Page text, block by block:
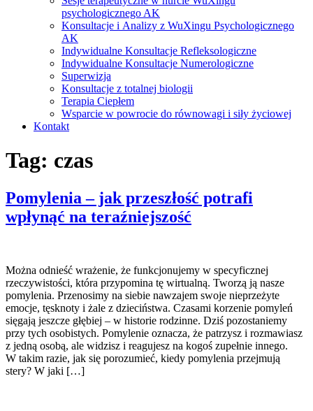
psychologicznego AK
Konsultacje i Analizy z WuXingu Psychologicznego
AK
Indywidualne Konsultacje Refleksologiczne
Indywidualne Konsultacje Numerologiczne
Superwizja
Konsultacje z totalnej biologii
Terapia Ciepłem
Wsparcie w powrocie do równowagi i siły życiowej
Kontakt
Tag: czas
Pomylenia – jak przeszłość potrafi
wpłynąć na teraźniejszość
Można odnieść wrażenie, że funkcjonujemy w specyficznej
rzeczywistości, która przypomina tę wirtualną. Tworzą ją nasze
pomylenia. Przenosimy na siebie nawzajem swoje nieprzeżyte
emocje, tęsknoty i żale z dzieciństwa. Czasami korzenie pomyleń
sięgają jeszcze głębiej – w historie rodzinne. Dziś pozostaniemy
przy tych osobistych. Pomylenie oznacza, że patrzysz i rozmawiasz
z jedną osobą, ale widzisz i reagujesz na kogoś zupełnie innego.
W takim razie, jak się porozumieć, kiedy pomylenia przejmują
stery? W jaki […]